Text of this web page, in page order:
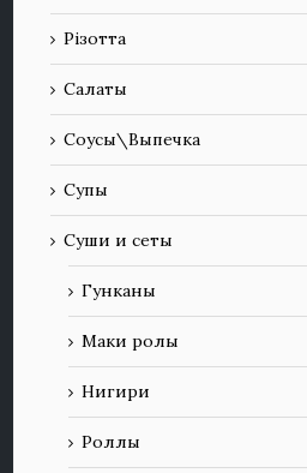
Різотта
Салаты
Соусы\Выпечка
Супы
Суши и сеты
Гунканы
Маки ролы
Нигири
Роллы